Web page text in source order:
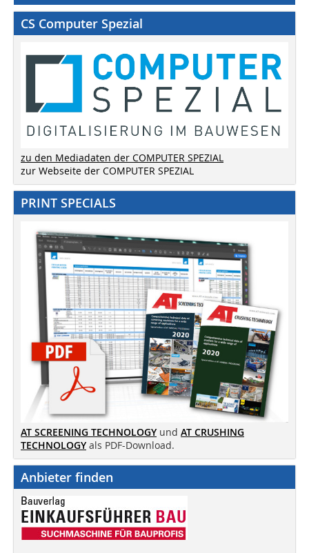
CS Computer Spezial
zu den Mediadaten der COMPUTER SPEZIAL
zur Webseite der COMPUTER SPEZIAL
PRINT SPECIALS
AT SCREENING TECHNOLOGY und AT CRUSHING
TECHNOLOGY als PDF-Download.
Anbieter finden